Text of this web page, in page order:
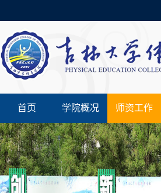
首页 学院概况 师资工作